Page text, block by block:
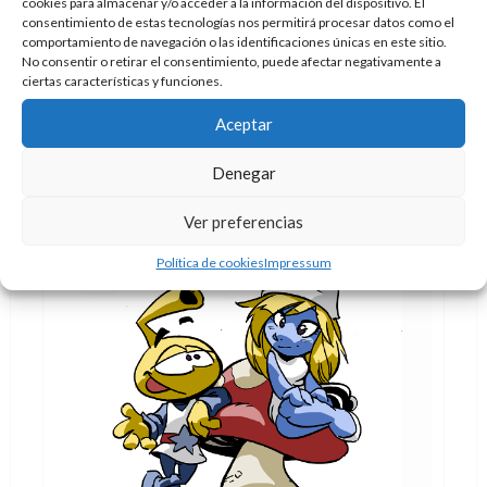
consentimiento de estas tecnologías nos permitirá procesar datos como el
comportamiento de navegación o las identificaciones únicas en este sitio.
No consentir o retirar el consentimiento, puede afectar negativamente a
ciertas características y funciones.
Aceptar
Denegar
Ver preferencias
Política de cookiesImpressum
de
Ewan
McGregor
es
Jesús,
no